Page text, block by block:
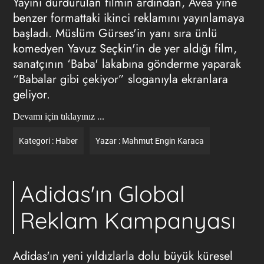
benzer formattaki ikinci reklamını yayınlamaya
başladı. Müslüm Gürses'in yanı sıra ünlü
komedyen Yavuz Seçkin'in de yer aldığı film,
sanatçının ‘Baba' lakabına gönderme yaparak
“Babalar gibi çekiyor” sloganıyla ekranlara
geliyor.
Devamı için tıklayınız ...
Kategori : Haber Yazar : Mahmut Engin Karaca
Adidas'ın Global
Reklam Kampanyası
Adidas'ın yeni yıldızlarla dolu büyük küresel